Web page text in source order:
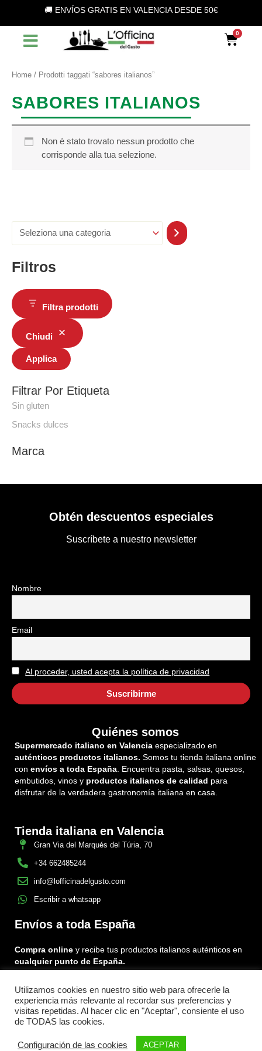
contenuto
🚚 ENVÍOS GRATIS EN VALENCIA DESDE 50€
l
o
u
a
Filtros
Filtra prodotti
Chiudi
Applica
Filtrar Por Etiqueta
Sin gluten
Snacks dulces
Marca
Home / Prodotti taggati “sabores italianos”
SABORES ITALIANOS
Non è stato trovato nessun prodotto che
corrisponde alla tua selezione.
Obtén descuentos especiales
Suscríbete a nuestro newsletter
Nombre
Email
Al proceder, usted acepta la política de privacidad
Quiénes somos
Supermercado italiano en Valencia especializado en
auténticos productos italianos. Somos tu tienda italiana online
con envíos a toda España. Encuentra pasta, salsas, quesos,
embutidos, vinos y productos italianos de calidad para
disfrutar de la verdadera gastronomía italiana en casa.
Tienda italiana en Valencia
Gran Via del Marqués del Túria, 70
+34 662485244
info@lofficinadelgusto.com
Escribir a whatsapp
Envíos a toda España
Compra online y recibe tus productos italianos auténticos en
cualquier punto de España.
Encuéntranos en:
FacebookInstagram
Tiktok
Menu
Utilizamos cookies en nuestro sitio web para ofrecerle la
experiencia más relevante al recordar sus preferencias y
visitas repetidas. Al hacer clic en "Aceptar", consiente el uso
de TODAS las cookies.
Configuración de las cookies ACEPTAR